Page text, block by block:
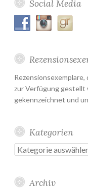
Social Media
zur Verfügung gestellt
gekennzeichnet und
Kategorien
Kategorien
Archiv